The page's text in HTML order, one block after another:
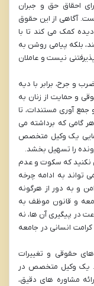
احقاق حق و جبران
آگاهی از این حقوق
کمک می کند تا با
بلکه پیامی روشن به
نیست و عاملان
و جرح، برابر با دیه
و حمایت از زنان به
جمع آوری مستندات، تا
گامی که برداشته می
یک وکیل متخصص
را تسهیل بخشد.
نکنید که سکوت و عدم
تواند به ادامه چرخه
و به دور از هرگونه
و قانون موظف به
در پیگیری آن ها، نه
انسانی در جامعه
حقوقی و تغییرات
یک وکیل متخصص در
مشاوره های دقیق،